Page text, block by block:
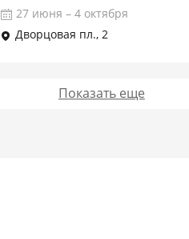
27 июня – 4 октября
Дворцовая пл., 2
Подробнее
Показать еще